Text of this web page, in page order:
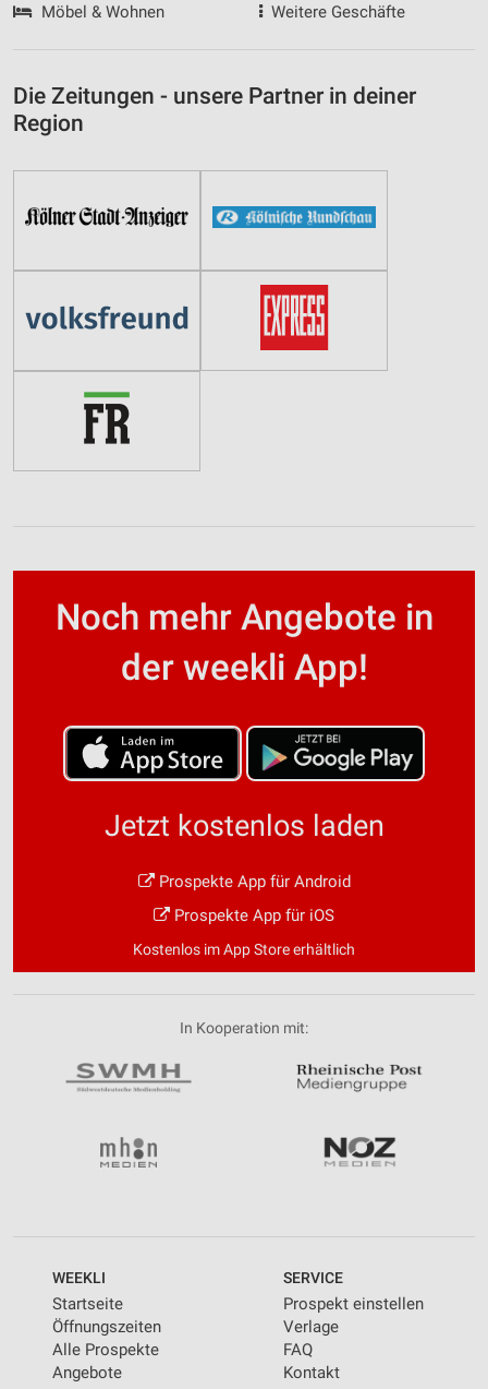
Möbel & Wohnen
Weitere Geschäfte
Die Zeitungen - unsere Partner in deiner
Region
Noch mehr Angebote in
der weekli App!
Jetzt kostenlos laden
Prospekte App für Android
Prospekte App für iOS
Kostenlos im App Store erhältlich
In Kooperation mit:
WEEKLI
Startseite
Öffnungszeiten
Alle Prospekte
Angebote
SERVICE
Prospekt einstellen
Verlage
FAQ
Kontakt